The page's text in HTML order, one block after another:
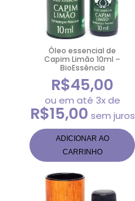
Óleo essencial de
Capim Limão 10ml –
BioEssência
R$45,00
ou em até 3x de
R$15,00 sem juros
ADICIONAR AO
CARRINHO